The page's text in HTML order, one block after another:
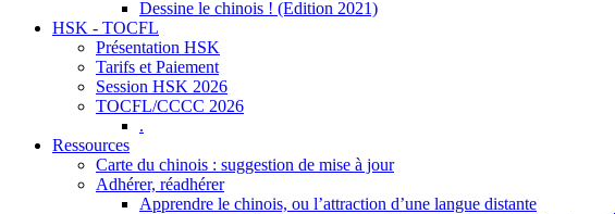
Dessine le chinois ! (Edition 2021)
HSK - TOCFL
Présentation HSK
Tarifs et Paiement
Session HSK 2026
TOCFL/CCCC 2026
.
Ressources
Carte du chinois : suggestion de mise à jour
Adhérer, réadhérer
Apprendre le chinois, ou l’attraction d’une langue distante